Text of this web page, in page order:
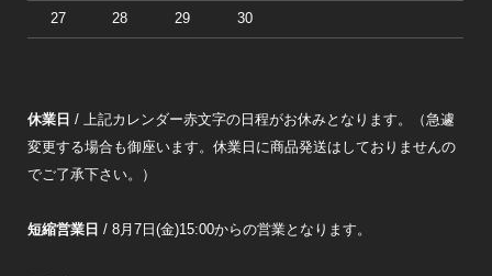
27 28 29 30
休業日 / 上記カレンダー赤文字の日程がお休みとなります。（急遽
変更する場合も御座います。休業日に商品発送はしておりませんの
でご了承下さい。）
短縮営業日 / 8月7日(金)15:00からの営業となります。